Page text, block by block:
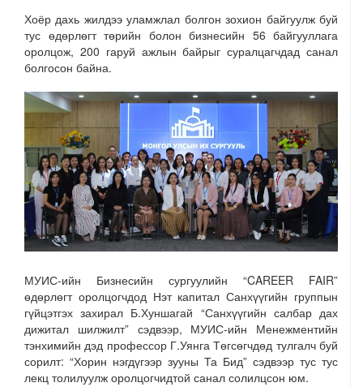
Хоёр дахь жилдээ уламжлал болгон зохион байгуулж буй
тус өдөрлөгт төрийн болон бизнесийн 56 байгууллага
оролцож, 200 гаруй ажлын байрыг суралцагчдад санал
болгосон байна.
МУИС-ийн Бизнесийн сургуулийн “CAREER FAIR”
өдөрлөгт оролцогчдод Нэт капитал Санхүүгийн группын
гүйцэтгэх захирал Б.Хуншагай “Санхүүгийн салбар дах
дижитал шилжилт” сэдвээр, МУИС-ийн Менежментийн
тэнхимийн дэд профессор Г.Уянга Төгсөгчдөд тулгалч буй
сорилт: “Хорин нэгдүгээр зууны Та Бид” сэдвээр тус тус
лекц толилуулж оролцогчидтой санал солилцсон юм.